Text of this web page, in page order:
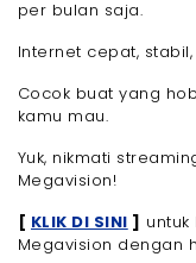
per bulan saja.
Internet cepat,
Cocok buat yang
kamu mau.
Yuk, nikmati
Megavision!
[ KLIK DI SINI ] untuk
Megavision dengan